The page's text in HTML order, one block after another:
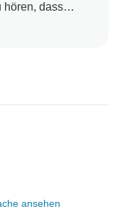
hören, dass
aufregend
vielen Dank
Ihnen reisen
ansehen